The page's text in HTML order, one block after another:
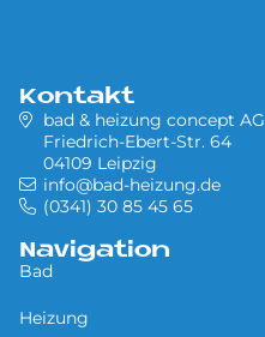
Kontakt
bad & heizung concept AG
Friedrich-Ebert-Str. 64
04109 Leipzig
info@bad-heizung.de
(0341) 30 85 45 65
Navigation
Bad
Heizung